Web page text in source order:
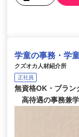
学童の事務・学
クズオカ人材紹介所
正社員
無資格OK・ブラン
高待遇の事務兼